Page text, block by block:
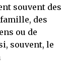
souvent des
des
ou de
souvent, le